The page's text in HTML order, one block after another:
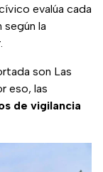
evalúa cada
la
son Las
eso, las
de vigilancia